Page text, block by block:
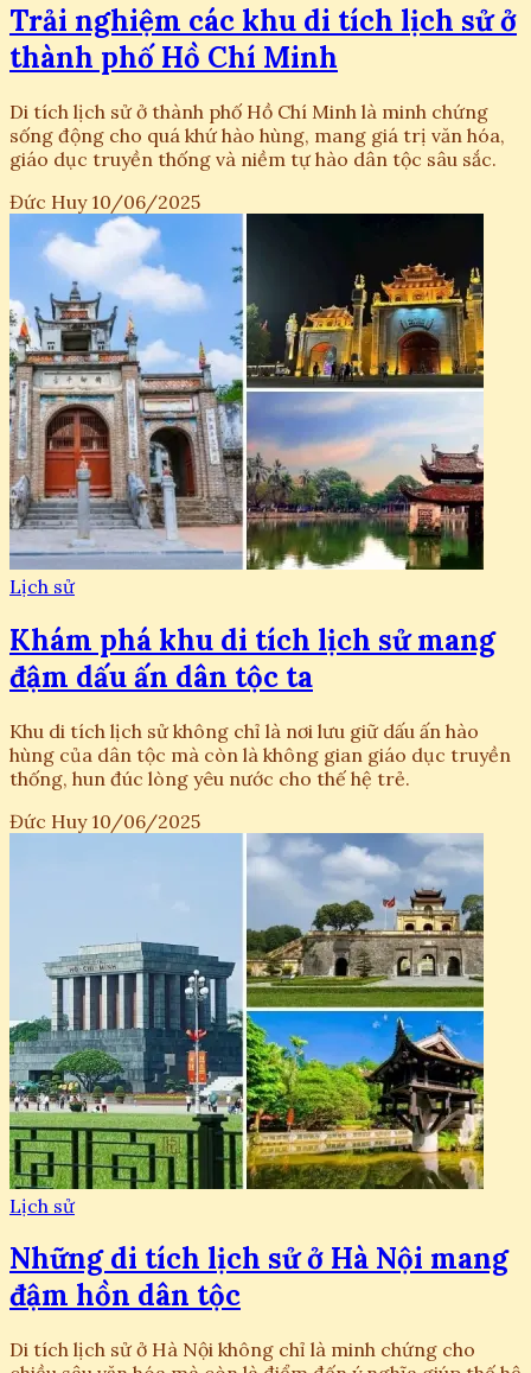
Trải nghiệm các khu di tích lịch sử ở
thành phố Hồ Chí Minh
Di tích lịch sử ở thành phố Hồ Chí Minh là minh chứng
sống động cho quá khứ hào hùng, mang giá trị văn hóa,
giáo dục truyền thống và niềm tự hào dân tộc sâu sắc.
Đức Huy 10/06/2025
Lịch sử
Khám phá khu di tích lịch sử mang
đậm dấu ấn dân tộc ta
Khu di tích lịch sử không chỉ là nơi lưu giữ dấu ấn hào
hùng của dân tộc mà còn là không gian giáo dục truyền
thống, hun đúc lòng yêu nước cho thế hệ trẻ.
Đức Huy 10/06/2025
Lịch sử
Những di tích lịch sử ở Hà Nội mang
đậm hồn dân tộc
Di tích lịch sử ở Hà Nội không chỉ là minh chứng cho